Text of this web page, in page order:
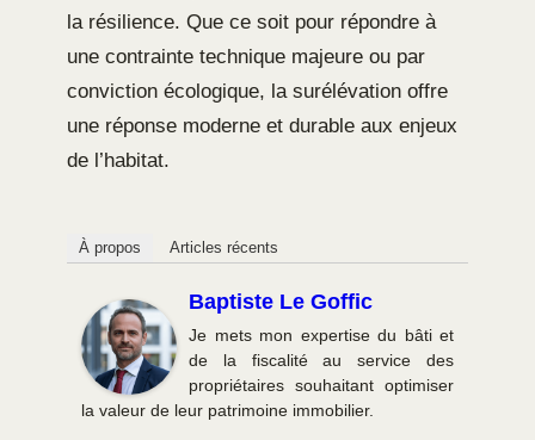
la résilience. Que ce soit pour répondre à
une contrainte technique majeure ou par
conviction écologique, la surélévation offre
une réponse moderne et durable aux enjeux
de l’habitat.
À propos Articles récents
Baptiste Le Goffic
Je mets mon expertise du bâti et
de la fiscalité au service des
propriétaires souhaitant optimiser
la valeur de leur patrimoine immobilier.